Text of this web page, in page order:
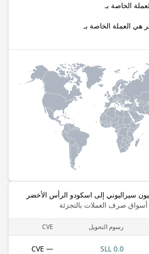
الخاصة بـ
هي العملة الخاصة بـ
سيراليوني إلى اسكودو الرأس الأخضر
صرف العملات بالتجزئة
رسوم التحويل CVE
0.0 SLL
— CVE